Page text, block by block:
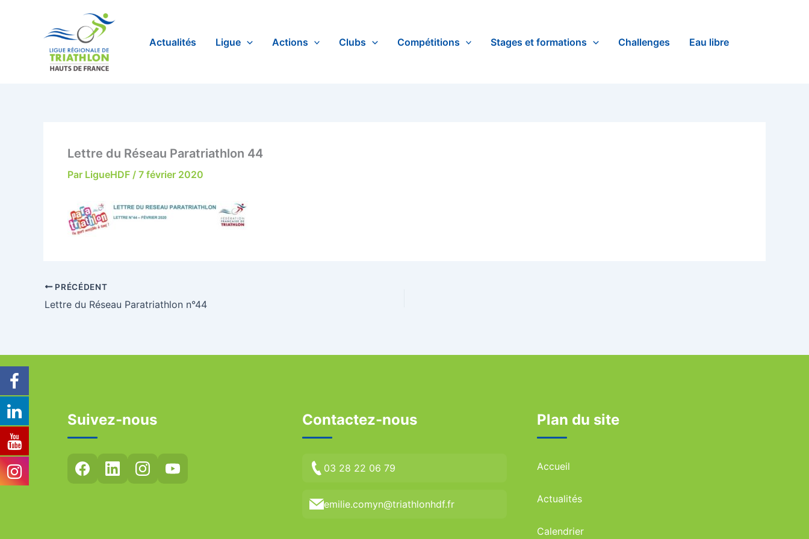
Actualités Ligue Actions Clubs Compétitions Stages et formations Challenges Eau libre
Lettre du Réseau Paratriathlon 44
Par LigueHDF / 7 février 2020
PRÉCÉDENT
Lettre du Réseau Paratriathlon n°44
Suivez-nous Contactez-nous
03 28 22 06 79
emilie.comyn@triathlonhdf.fr
Plan du site
Accueil
Actualités
Calendrier